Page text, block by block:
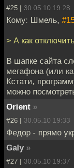
#25 | 30.05.10 19:28
Кому: Шмель,
> А как
В шапке сайта
мегафона (или
Кстати,
можно
Orient »
#26 | 30.05.10 19:33
Федор - прямо
Galy »
#27 | 30.05.10 19:37